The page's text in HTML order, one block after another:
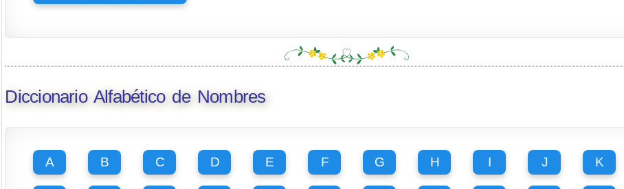
Diccionario Alfabético de Nombres
A B C D E F G H I J K